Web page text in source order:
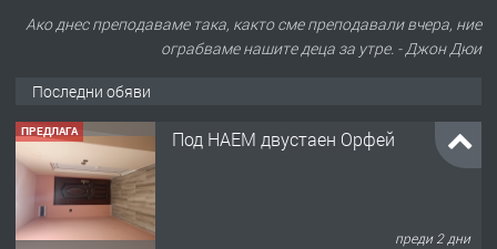
Ако днес преподаваме така, както сме преподавали вчера, ние
ограбваме нашите деца за утре. - Джон Дюи
Последни обяви
Под НАЕМ двустаен Орфей
преди 2 дни
ПРЕДЛАГА